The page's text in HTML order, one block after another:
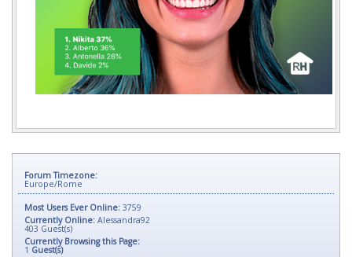
Forum Timezone:
Europe/Rome
Most Users Ever Online: 3759
Currently Online: Alessandra92
403 Guest(s)
Currently Browsing this Page:
1 Guest(s)